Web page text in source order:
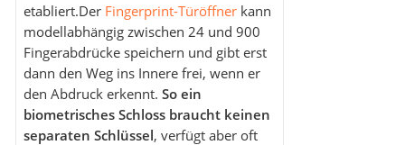
etabliert.Der Fingerprint-Türöffner kann
modellabhängig zwischen 24 und 900
Fingerabdrücke speichern und gibt erst
dann den Weg ins Innere frei, wenn er
den Abdruck erkennt. So ein
biometrisches Schloss braucht keinen
separaten Schlüssel, verfügt aber oft